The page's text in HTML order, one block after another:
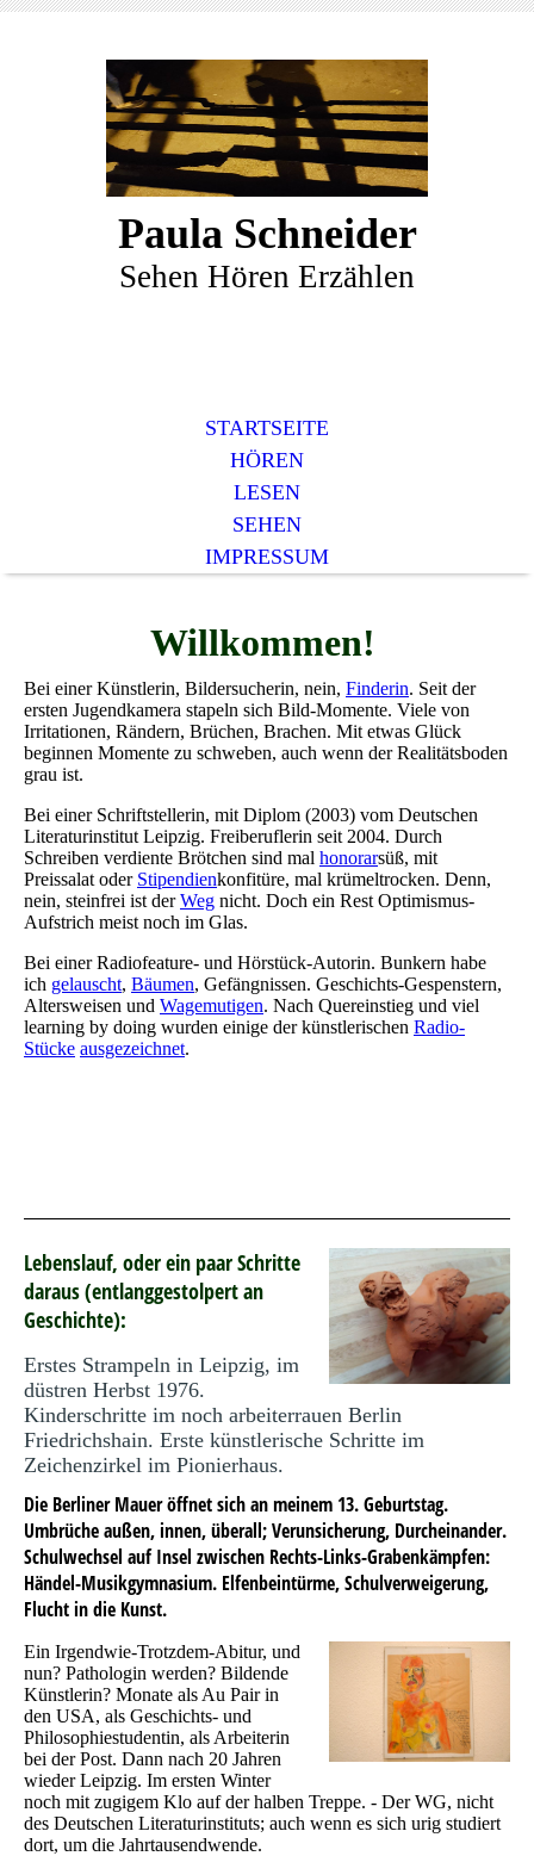
Paula Schneider
Sehen Hören Erzählen
STARTSEITE
HÖREN
LESEN
SEHEN
IMPRESSUM
Willkommen!
Bei einer Künstlerin, Bildersucherin, nein, Finderin. Seit der
ersten Jugendkamera stapeln sich Bild-Momente. Viele von
Irritationen, Rändern, Brüchen, Brachen. Mit etwas Glück
beginnen Momente zu schweben, auch wenn der Realitätsboden
grau ist.
Bei einer Schriftstellerin, mit Diplom (2003) vom Deutschen
Literaturinstitut Leipzig. Freiberuflerin seit 2004. Durch
Schreiben verdiente Brötchen sind mal honorarsüß, mit
Preissalat oder Stipendienkonfitüre, mal krümeltrocken. Denn,
nein, steinfrei ist derWeg nicht. Doch ein Rest Optimismus-
Aufstrich meist noch im Glas.
Bei einer Radiofeature- und Hörstück-Autorin. Bunkern habe
ich gelauscht, Bäumen, Gefängnissen. Geschichts-Gespenstern,
Altersweisen und Wagemutigen. Nach Quereinstieg und viel
learning by doing wurden einige der künstlerischen Radio-
Stücke ausgezeichnet.
Lebenslauf, oder ein paar Schritte
daraus (entlanggestolpert an
Geschichte):
Erstes Strampeln in Leipzig, im
düstren Herbst 1976.
Kinderschritte im noch arbeiterrauen Berlin
Friedrichshain. Erste künstlerische Schritte im
Zeichenzirkel im Pionierhaus.
Die Berliner Mauer öffnet sich an meinem 13. Geburtstag.
Umbrüche außen, innen, überall; Verunsicherung, Durcheinander.
Schulwechsel auf Insel zwischen Rechts-Links-Grabenkämpfen:
Händel-Musikgymnasium. Elfenbeintürme, Schulverweigerung,
Flucht in die Kunst.
Ein Irgendwie-Trotzdem-Abitur, und
nun? Pathologin werden? Bildende
Künstlerin? Monate als Au Pair in
den USA, als Geschichts- und
Philosophiestudentin, als Arbeiterin
bei der Post. Dann nach 20 Jahren
wieder Leipzig. Im ersten Winter
noch mit zugigem Klo auf der halben Treppe. - Der WG, nicht
des Deutschen Literaturinstituts; auch wenn es sich urig studiert
dort, um die Jahrtausendwende.